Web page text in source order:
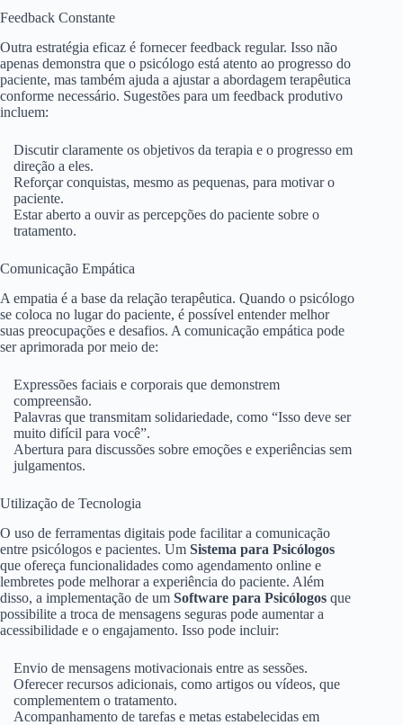
Feedback Constante
Outra estratégia eficaz é fornecer feedback regular. Isso não
apenas demonstra que o psicólogo está atento ao progresso do
paciente, mas também ajuda a ajustar a abordagem terapêutica
conforme necessário. Sugestões para um feedback produtivo
incluem:
Discutir claramente os objetivos da terapia e o progresso em
direção a eles.
Reforçar conquistas, mesmo as pequenas, para motivar o
paciente.
Estar aberto a ouvir as percepções do paciente sobre o
tratamento.
Comunicação Empática
A empatia é a base da relação terapêutica. Quando o psicólogo
se coloca no lugar do paciente, é possível entender melhor
suas preocupações e desafios. A comunicação empática pode
ser aprimorada por meio de:
Expressões faciais e corporais que demonstrem
compreensão.
Palavras que transmitam solidariedade, como “Isso deve ser
muito difícil para você”.
Abertura para discussões sobre emoções e experiências sem
julgamentos.
Utilização de Tecnologia
O uso de ferramentas digitais pode facilitar a comunicação
entre psicólogos e pacientes. Um Sistema para Psicólogos
que ofereça funcionalidades como agendamento online e
lembretes pode melhorar a experiência do paciente. Além
disso, a implementação de um Software para Psicólogos que
possibilite a troca de mensagens seguras pode aumentar a
acessibilidade e o engajamento. Isso pode incluir:
Envio de mensagens motivacionais entre as sessões.
Oferecer recursos adicionais, como artigos ou vídeos, que
complementem o tratamento.
Acompanhamento de tarefas e metas estabelecidas em